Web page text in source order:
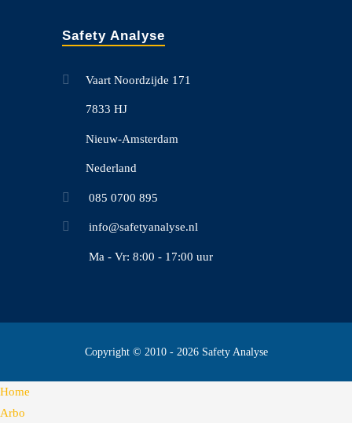
Safety Analyse
Vaart Noordzijde 171
7833 HJ
Nieuw-Amsterdam
Nederland
085 0700 895
info@safetyanalyse.nl
Ma - Vr: 8:00 - 17:00 uur
Copyright © 2010 - 2026 Safety Analyse
Home
Arbo